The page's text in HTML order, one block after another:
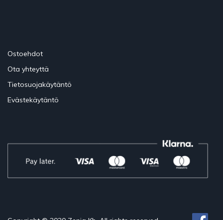
Ostoehdot
Ota yhteyttä
Tietosuojakäytäntö
Evästekäytäntö